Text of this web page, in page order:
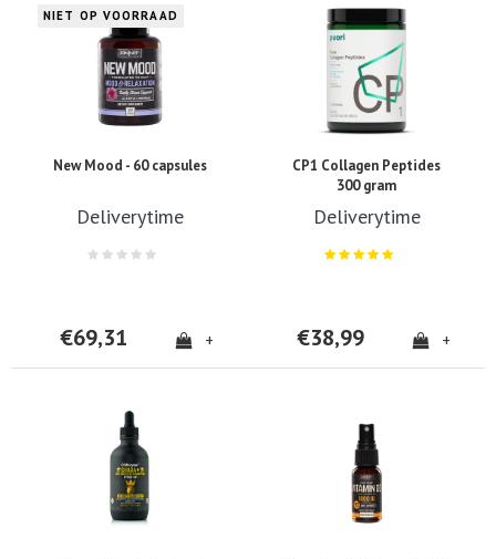
NIET OP VOORRAAD
New Mood - 60 capsules
Deliverytime
€69,31 +
CP1 Collagen Peptides
300 gram
Deliverytime
€38,99 +